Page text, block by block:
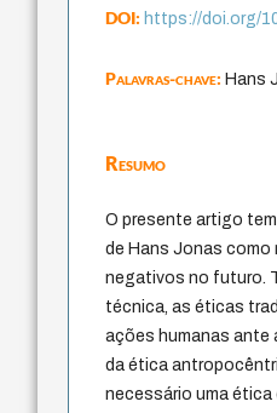
DOI:https://doi.org/
Palavras-chave:Hans
Resumo
O presente artigo
de Hans Jonas
negativos no futuro.
técnica, as éticas
ações humanas ante
da ética
necessário uma